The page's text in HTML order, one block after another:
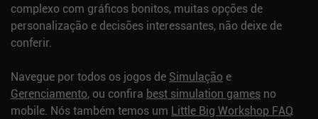
complexo com gráficos bonitos, muitas opções de
personalização e decisões interessantes, não deixe de
conferir.
Navegue por todos os jogos de Simulação e
Gerenciamento, ou confira best simulation games no
mobile. Nós também temos um Little Big Workshop FAQ